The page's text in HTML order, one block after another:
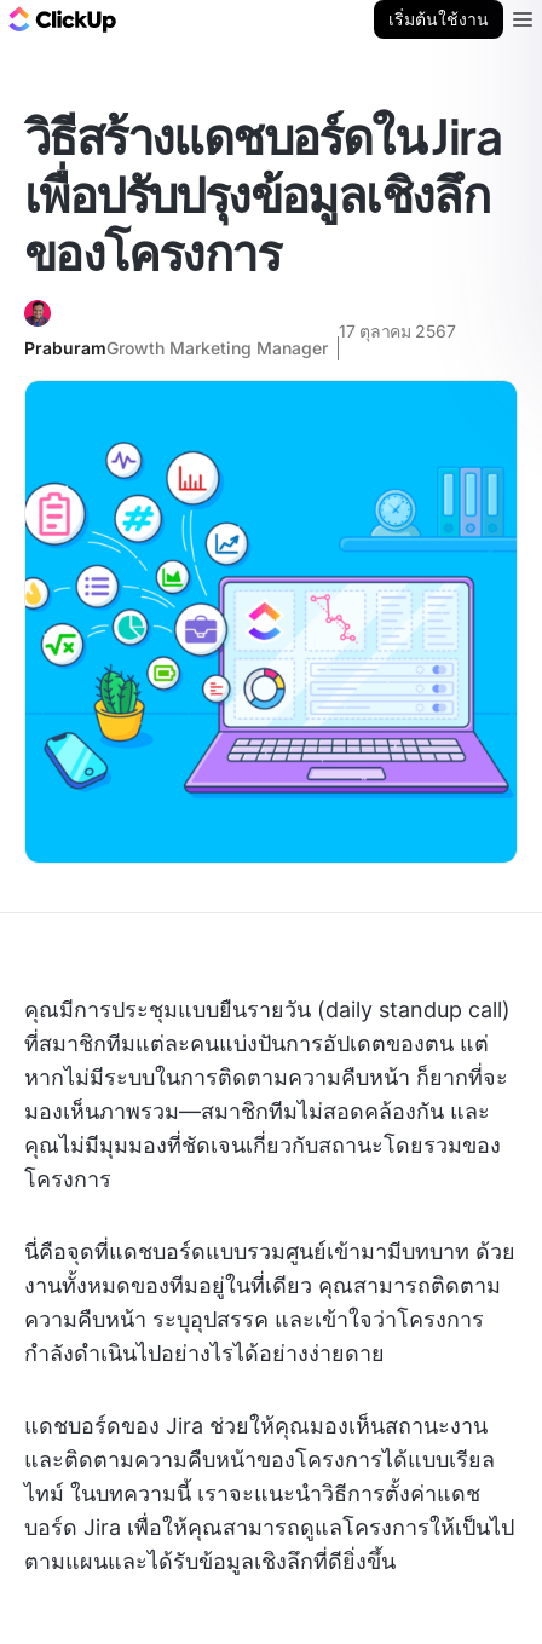
เริ่มต้นใช้งาน
วิธีสร้างแดชบอร์ดใน Jira
เพื่อปรับปรุงข้อมูลเชิงลึก
ของโครงการ
PraburamGrowth Marketing Manager
17 ตุลาคม 2567
คุณมีการประชุมแบบยืนรายวัน (daily standup call)
ที่สมาชิกทีมแต่ละคนแบ่งปันการอัปเดตของตน แต่
หากไม่มีระบบในการติดตามความคืบหน้า ก็ยากที่จะ
มองเห็นภาพรวม—สมาชิกทีมไม่สอดคล้องกัน และ
คุณไม่มีมุมมองที่ชัดเจนเกี่ยวกับสถานะโดยรวมของ
โครงการ
นี่คือจุดที่แดชบอร์ดแบบรวมศูนย์เข้ามามีบทบาท ด้วย
งานทั้งหมดของทีมอยู่ในที่เดียว คุณสามารถติดตาม
ความคืบหน้า ระบุอุปสรรค และเข้าใจว่าโครงการ
กำลังดำเนินไปอย่างไรได้อย่างง่ายดาย
แดชบอร์ดของ Jira ช่วยให้คุณมองเห็นสถานะงาน
และติดตามความคืบหน้าของโครงการได้แบบเรียล
ไทม์ ในบทความนี้ เราจะแนะนำวิธีการตั้งค่าแดช
บอร์ด Jira เพื่อให้คุณสามารถดูแลโครงการให้เป็นไป
ตามแผนและได้รับข้อมูลเชิงลึกที่ดียิ่งขึ้น